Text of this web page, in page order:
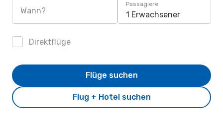
Wann?
Passagiere
1 Erwachsener
Direktflüge
Flug + Hotel suchen
Flüge suchen